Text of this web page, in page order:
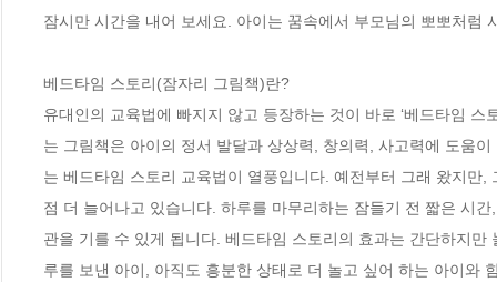
잠시만 시간을 내어 보세요. 아이는 꿈속에서 부모님의 뽀뽀처럼
베드타임 스토리(잠자리 그림책)란?
유대인의 교육법에 빠지지 않고 등장하는 것이 바로 ‘베드타임
는 그림책은 아이의 정서 발달과 상상력, 창의력, 사고력에 도움
는 베드타임 스토리 교육법이 열풍입니다. 예전부터 그래 왔지
점 더 늘어나고 있습니다. 하루를 마무리하는 잠들기 전 짧은 시
관을 기를 수 있게 됩니다. 베드타임 스토리의 효과는 간단하지
루를 보낸 아이, 아직도 흥분한 상태로 더 놀고 싶어 하는 아이와